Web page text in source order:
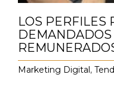
LOS PERFILES
DEMANDADOS
Marketing Digital,